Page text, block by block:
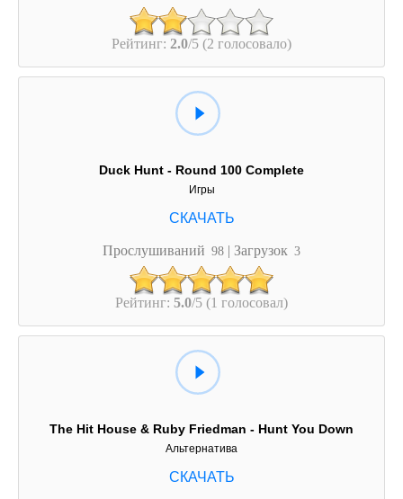
Рейтинг: 2.0/5 (2 голосовало)
Duck Hunt - Round 100 Complete
Игры
Прослушиваний 98 | Загрузок 3
Рейтинг: 5.0/5 (1 голосовал)
The Hit House & Ruby Friedman - Hunt You Down
Альтернатива